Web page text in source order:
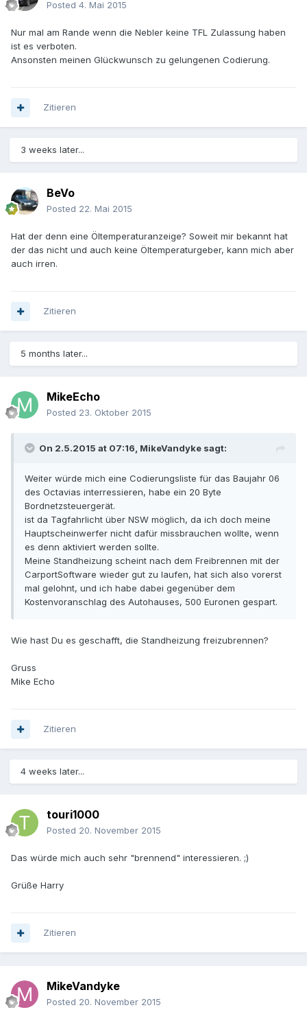
Posted 4. Mai 2015
Nur mal am Rande wenn die Nebler keine TFL Zulassung haben
ist es verboten.
Ansonsten meinen Glückwunsch zu gelungenen Codierung.
Zitieren
3 weeks later...
BeVo
Posted 22. Mai 2015
Hat der denn eine Öltemperaturanzeige? Soweit mir bekannt hat
der das nicht und auch keine Öltemperaturgeber, kann mich aber
auch irren.
Zitieren
5 months later...
MikeEcho
Posted 23. Oktober 2015
On 2.5.2015 at 07:16, MikeVandyke sagt:
Weiter würde mich eine Codierungsliste für das Baujahr 06
des Octavias interressieren, habe ein 20 Byte
Bordnetzsteuergerät.
ist da Tagfahrlicht über NSW möglich, da ich doch meine
Hauptscheinwerfer nicht dafür missbrauchen wollte, wenn
es denn aktiviert werden sollte.
Meine Standheizung scheint nach dem Freibrennen mit der
CarportSoftware wieder gut zu laufen, hat sich also vorerst
mal gelohnt, und ich habe dabei gegenüber dem
Kostenvoranschlag des Autohauses, 500 Euronen gespart.
Wie hast Du es geschafft, die Standheizung freizubrennen?
Gruss
Mike Echo
Zitieren
4 weeks later...
touri1000
Posted 20. November 2015
Das würde mich auch sehr "brennend" interessieren. ;)
Grüße Harry
Zitieren
MikeVandyke
Posted 20. November 2015